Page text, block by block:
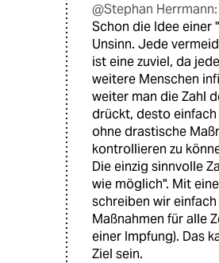
@Stephan Herrmann:
Schon die Idee einer
Unsinn. Jede
ist eine zuviel, da
weitere Menschen
weiter man die Zahl
drückt, desto
ohne drastische
kontrollieren zu
Die einzig sinnvolle
wie möglich". Mit
schreiben wir
Maßnahmen für alle
einer Impfung). Das
Ziel sein.